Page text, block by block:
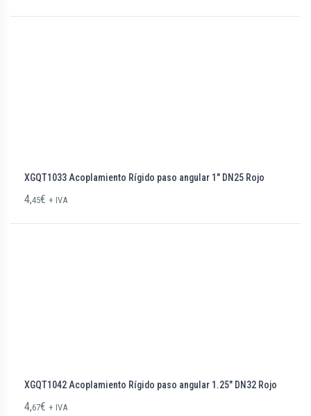
XGQT1033 Acoplamiento Rígido paso angular 1″ DN25 Rojo
4,45€ + IVA
XGQT1042 Acoplamiento Rígido paso angular 1.25″ DN32 Rojo
4,67€ + IVA